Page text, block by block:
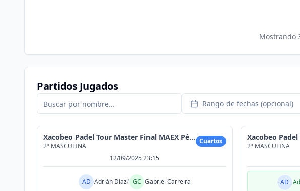
Mostrando
Partidos Jugados
Rango de fechas (opcional)
Xacobeo Padel Tour Master Final MAEX Pérez Varela
2º MASCULINA
Cuartos
12/09/2025 23:15
AD Adrián Díaz/ GC Gabriel Carreira
2º MASCULINA
AD